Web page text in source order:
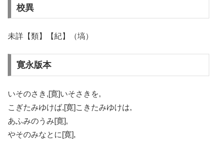
校異
未詳【類】【紀】（塙）
寛永版本
いそのさき,[寛]いそさきを,
こぎたみゆけば,[寛]こきたみゆけは,
あふみのうみ[寛],
やそのみなとに[寛],